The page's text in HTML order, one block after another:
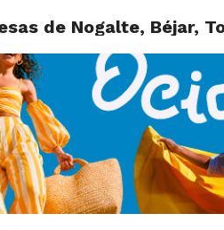
de Nogalte, Béjar,